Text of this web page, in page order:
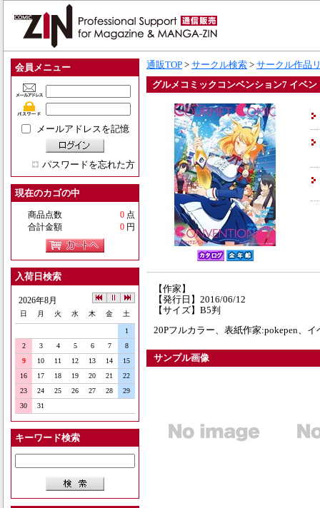
会員メニュー
メールアドレスを記憶
パスワードを忘れた方
現在のカゴの中
商品点数 0 点
合計金額
0 円
入荷日検索
2026年8月
日 月 火 水 木 金 土
1
2
3 4 5 6 7
8
9
10 11 12 13 14
15
16
17 18 19 20 21
22
23
24 25 26 27 28
29
30
31
キーワード検索
通販TOP > サークル検索 > サークル作品
グルメコミックコンベンション7 イベ
【作家】
【発行日】2016/06/12
【サイズ】B5判
20Pフルカラー、表紙作家:pokepen、
サンプル画像